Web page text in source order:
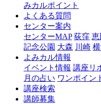
みカルポイント
よくある質問
センター案内
センターMAP 荻窪 恵
記念公園 大森 川崎
よみカル情報
イベント情報 講座リ
月の占い ワンポイン
講座検索
講師募集